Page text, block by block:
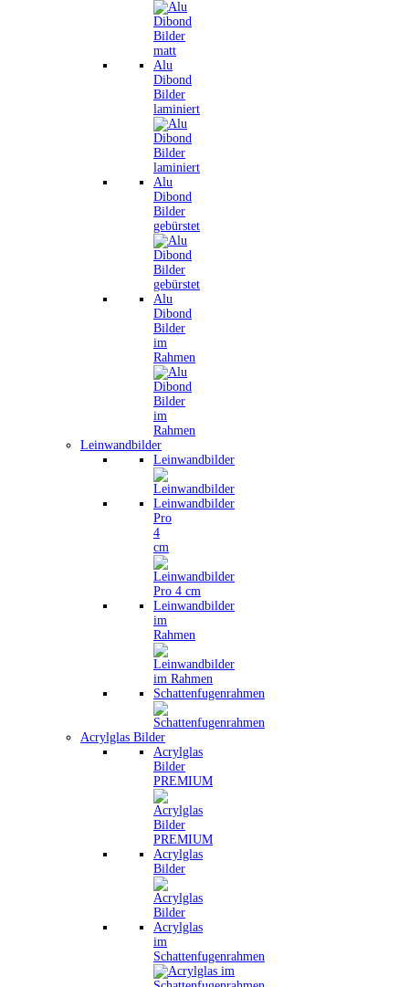
Alu
Dibond
Bilder
laminiert
Alu
Dibond
Bilder
gebürstet
Alu
Dibond
Bilder
im
Rahmen
Leinwandbilder
Leinwandbilder
Leinwandbilder
Pro
4
cm
Leinwandbilder
im
Rahmen
Schattenfugenrahmen
Acrylglas Bilder
Acrylglas
Bilder
PREMIUM
Acrylglas
Bilder
Acrylglas
im
Schattenfugenrahmen